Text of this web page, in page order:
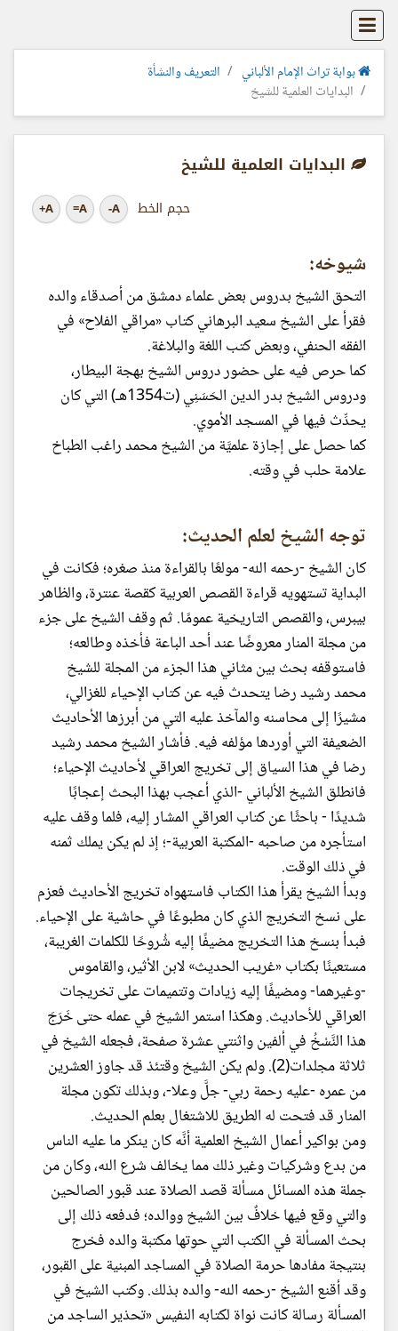
بوابة تراث الإمام الألباني
التعريف والنشأة
البدايات العلمية للشيخ
البدايات العلمية للشيخ
حجم الخط A-
A=
A+
شيوخه:
التحق الشيخ بدروس بعض علماء دمشق من أصدقاء والده
فقرأ على الشيخ سعيد البرهاني كتاب «مراقي الفلاح» في
الفقه الحنفي، وبعض كتب اللغة والبلاغة.
كما حرص فيه على حضور دروس الشيخ بهجة البيطار،
ودروس الشيخ بدر الدين الحَسَنِي (ت1354هـ) التي كان
يحدِّث فيها في المسجد الأموي.
كما حصل على إجازة علميَّة من الشيخ محمد راغب الطباخ
علامة حلب في وقته.
توجه الشيخ لعلم الحديث:
كان الشيخ -رحمه الله- مولعًا بالقراءة منذ صغره؛ فكانت في
البداية تستهويه قراءة القصص العربية كقصة عنترة، والظاهر
بيبرس، والقصص التاريخية عمومًا. ثم وقف الشيخ على جزء
من مجلة المنار معروضًا عند أحد الباعة فأخذه وطالعه؛
فاستوقفه بحث بين مثاني هذا الجزء من المجلة للشيخ
محمد رشيد رضا يتحدث فيه عن كتاب الإحياء للغزالي،
مشيرًا إلى محاسنه والمآخذ عليه التي من أبرزها الأحاديث
الضعيفة التي أوردها مؤلفه فيه. فأشار الشيخ محمد رشيد
رضا في هذا السياق إلى تخريج العراقي لأحاديث الإحياء؛
فانطلق الشيخ الألباني -الذي أعجب بهذا البحث إعجابًا
شديدًا - باحثًا عن كتاب العراقي المشار إليه، فلما وقف عليه
استأجره من صاحبه -المكتبة العربية-؛ إذ لم يكن يملك ثمنه
في ذلك الوقت.
وبدأ الشيخ يقرأ هذا الكتاب فاستهواه تخريج الأحاديث فعزم
على نسخ التخريج الذي كان مطبوعًا في حاشية على الإحياء.
فبدأ بنسخ هذا التخريج مضيفًا إليه شُروحًا للكلمات الغريبة،
مستعينًا بكتاب «غريب الحديث» لابن الأثير، والقاموس
-وغيرهما- ومضيفًا إليه زيادات وتتميمات على تخريجات
العراقي للأحاديث. وهكذا استمر الشيخ في عمله حتى خَرَجَ
هذا النَّسْخُ في ألفين واثنتي عشرة صفحة، فجعله الشيخ في
ثلاثة مجلدات(2). ولم يكن الشيخ وقتئذ قد جاوز العشرين
من عمره -عليه رحمة ربي- جلَّ وعلا-، وبذلك تكون مجلة
المنار قد فتحت له الطريق للاشتغال بعلم الحديث.
ومن بواكير أعمال الشيخ العلمية أنَّه كان ينكر ما عليه الناس
من بدع وشركيات وغير ذلك مما يخالف شرع الله، وكان من
جملة هذه المسائل مسألة قصد الصلاة عند قبور الصالحين
والتي وقع فيها خلافٌ بين الشيخ ووالده؛ فدفعه ذلك إلى
بحث المسألة في الكتب التي حوتها مكتبة والده فخرج
بنتيجة مفادها حرمة الصلاة في المساجد المبنية على القبور،
وقد أقنع الشيخ -رحمه الله- والده بذلك. وكتب الشيخ في
المسألة رسالة كانت نواة لكتابه النفيس «تحذير الساجد من